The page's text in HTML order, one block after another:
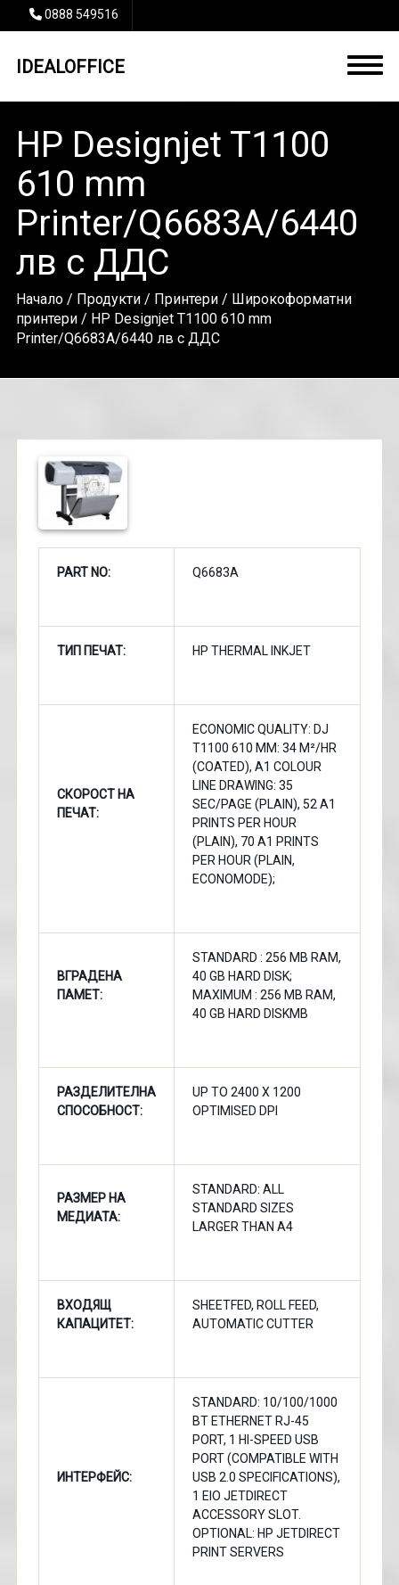
0888 549516
IDEALOFFICE
HP Designjet T1100
610 mm
Printer/Q6683A/6440
лв с ДДС
Начало/ Продукти/ Принтери/ Широкоформатни
принтери/ HP Designjet T1100 610 mm
Printer/Q6683A/6440 лв с ДДС
PART NO: Q6683A
ТИП ПЕЧАТ: HP THERMAL INKJET
СКОРОСТ НА
ПЕЧАТ:
ECONOMIC QUALITY: DJ
T1100 610 MM: 34 M²/HR
(COATED), A1 COLOUR
LINE DRAWING: 35
SEC/PAGE (PLAIN), 52 A1
PRINTS PER HOUR
(PLAIN), 70 A1 PRINTS
PER HOUR (PLAIN,
ECONOMODE);
ВГРАДЕНА
ПАМЕТ:
STANDARD : 256 MB RAM,
40 GB HARD DISK;
MAXIMUM : 256 MB RAM,
40 GB HARD DISKMB
РАЗДЕЛИТЕЛНА
СПОСОБНОСТ:
UP TO 2400 X 1200
OPTIMISED DPI
РАЗМЕР НА
МЕДИАТА:
STANDARD: ALL
STANDARD SIZES
LARGER THAN A4
ВХОДЯЩ
КАПАЦИТЕТ:
SHEETFED, ROLL FEED,
AUTOMATIC CUTTER
ИНТЕРФЕЙС:
STANDARD: 10/100/1000
BT ETHERNET RJ-45
PORT, 1 HI-SPEED USB
PORT (COMPATIBLE WITH
USB 2.0 SPECIFICATIONS),
1 EIO JETDIRECT
ACCESSORY SLOT.
OPTIONAL: HP JETDIRECT
PRINT SERVERS